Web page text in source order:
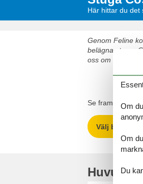
Här hittar du det
Genom Feline
belägna stugor
oss om du har
Se fram emot
Välj bland 86
Om
Om
Du